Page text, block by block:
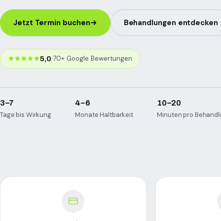
Jetzt Termin buchen Behandlungen entdecken
5,0 70+ Google Bewertungen
3–7
Tage bis Wirkung
4–6
Monate Haltbarkeit
10–20
Minuten pro